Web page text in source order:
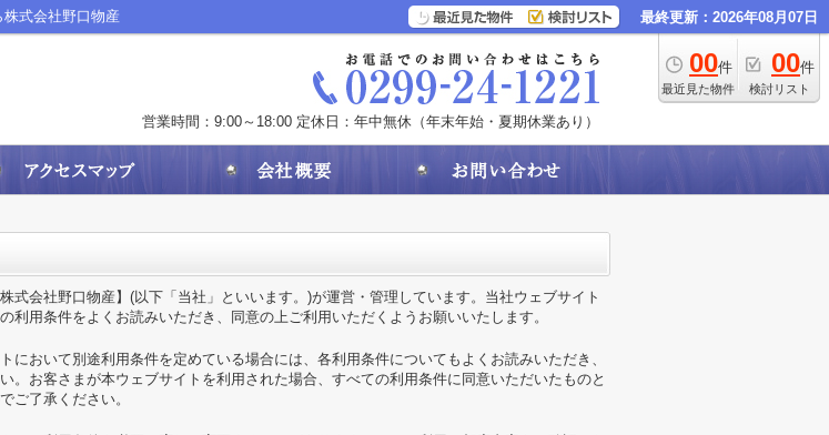
式会社野口物産 最終更新：2026年08月07日
00件
最近見た物件
00件
検討リスト
営業時間：9:00～18:00 定休日：年中無休（年末年始・夏期休業あり）
式会社野口物産】(以下「当社」といいます。)が運営・管理しています。当社ウェブサイト
利用条件をよくお読みいただき、同意の上ご利用いただくようお願いいたします。
において別途利用条件を定めている場合には、各利用条件についてもよくお読みいただき、
。お客さまが本ウェブサイトを利用された場合、すべての利用条件に同意いただいたものと
ご了承ください。